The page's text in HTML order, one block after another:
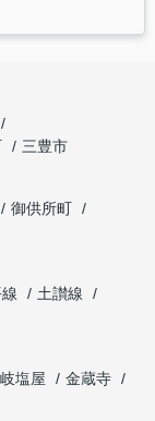
三豊市
御供所町
土讃線
塩屋
金蔵寺